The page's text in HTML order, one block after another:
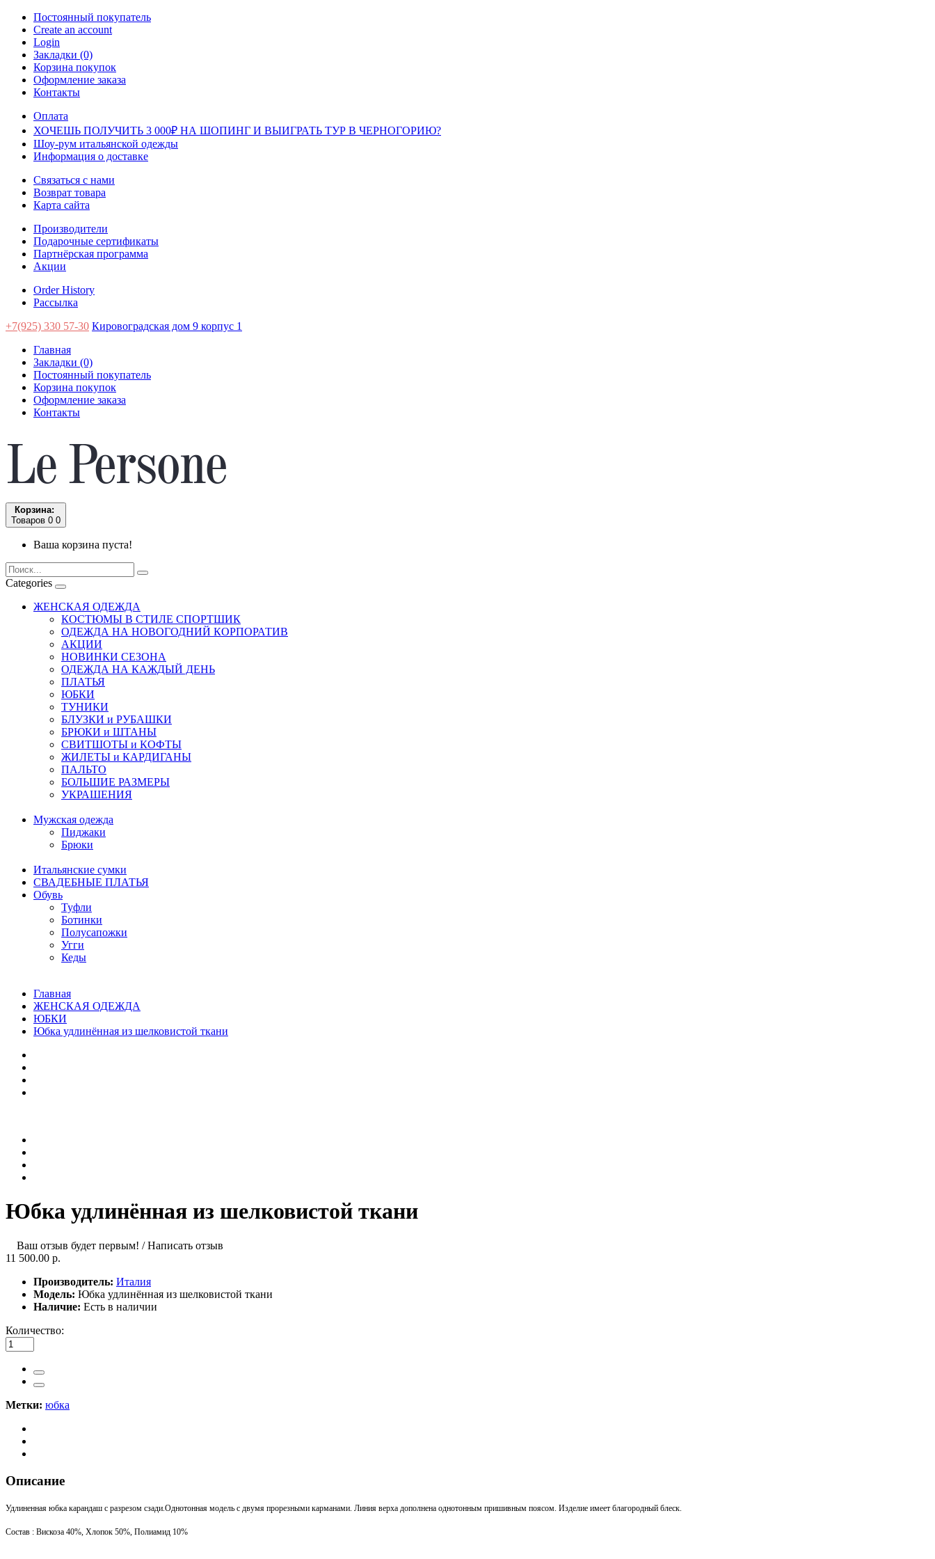
Постоянный покупатель
Create an account
Login
Закладки (0)
Корзина покупок
Оформление заказа
Контакты
Оплата
ХОЧЕШЬ ПОЛУЧИТЬ 3 000₽ НА ШОПИНГ И ВЫИГРАТЬ ТУР В ЧЕРНОГОРИЮ?
Шоу-рум итальянской одежды
Информация о доставке
Связаться с нами
Возврат товара
Карта сайта
Производители
Подарочные сертификаты
Партнёрская программа
Акции
Order History
Рассылка
+7(925) 330 57-30 Кировоградская дом 9 корпус 1
Главная
Закладки (0)
Постоянный покупатель
Корзина покупок
Оформление заказа
Контакты
Корзина:
Товаров 0 0
Ваша корзина пуста!
Categories
ЖЕНСКАЯ ОДЕЖДА
КОСТЮМЫ В СТИЛЕ СПОРТШИК
ОДЕЖДА НА НОВОГОДНИЙ КОРПОРАТИВ
АКЦИИ
НОВИНКИ СЕЗОНА
ОДЕЖДА НА КАЖДЫЙ ДЕНЬ
ПЛАТЬЯ
ЮБКИ
ТУНИКИ
БЛУЗКИ и РУБАШКИ
БРЮКИ и ШТАНЫ
СВИТШОТЫ и КОФТЫ
ЖИЛЕТЫ и КАРДИГАНЫ
ПАЛЬТО
БОЛЬШИЕ РАЗМЕРЫ
УКРАШЕНИЯ
Мужская одежда
Пиджаки
Брюки
Итальянские сумки
СВАДЕБНЫЕ ПЛАТЬЯ
Обувь
Туфли
Ботинки
Полусапожки
Угги
Кеды
Главная
ЖЕНСКАЯ ОДЕЖДА
ЮБКИ
Юбка удлинённая из шелковистой ткани
Юбка удлинённая из шелковистой ткани
Ваш отзыв будет первым! /Написать отзыв
11 500.00 р.
Производитель: Италия
Модель: Юбка удлинённая из шелковистой ткани
Наличие: Есть в наличии
Количество:
Метки: юбка
Описание
Удлиненная юбка карандаш с разрезом сзади.Однотонная модель с двумя прорезными карманами. Линия верха дополнена однотонным пришивным поясом. Изделие имеет благородный блеск.
Состав : Вискоза 40%, Хлопок 50%, Полиамид 10%